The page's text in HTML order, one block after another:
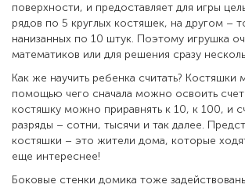
поверхности, и предоставляет для игры
рядов по 5 круглых костяшек, на другом –
нанизанных по 10 штук. Поэтому игрушка
математиков или для решения сразу
Как же научить ребенка считать?
помощью чего сначала можно освоить
костяшку можно приравнять к 10, к 100, и
разряды – сотни, тысячи и так далее.
костяшки – это жители дома, которые
еще интереснее!
Боковые стенки домика тоже